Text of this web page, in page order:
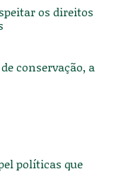
os direitos
conservação, a
políticas que